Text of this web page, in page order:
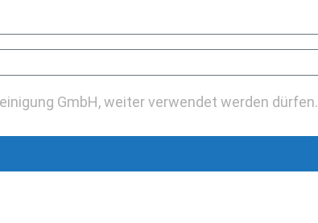
GmbH, weiter verwendet werden dürfen.